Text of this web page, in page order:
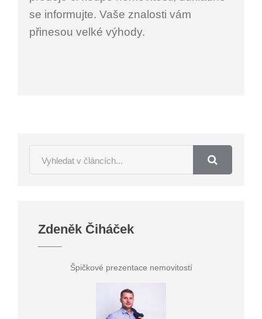
se informujte. Vaše znalosti vám
přinesou velké výhody.
Zdeněk Čiháček
Špičkové prezentace nemovitostí